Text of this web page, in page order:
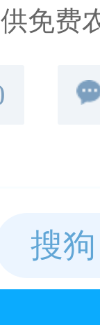
免费
产品,
搜狗